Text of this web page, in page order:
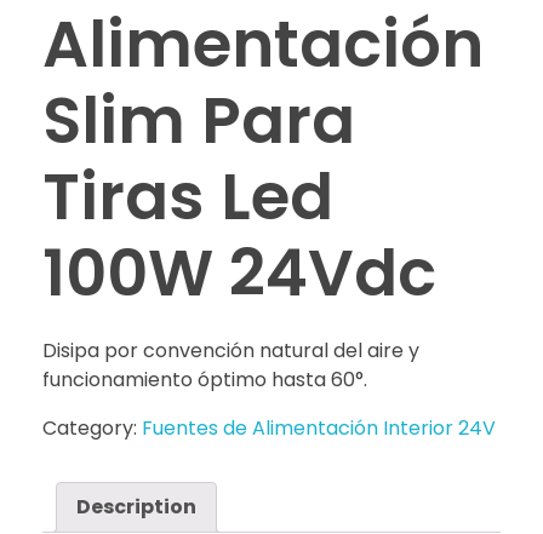
Alimentación
Slim Para
Tiras Led
100W 24Vdc
Disipa por convención natural del aire y
funcionamiento óptimo hasta 60°.
Category: Fuentes de Alimentación Interior 24V
Description